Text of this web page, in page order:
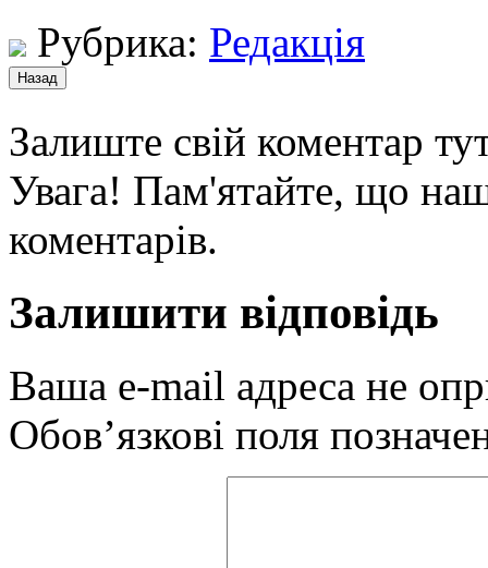
Рубрика: Редакція
Залиште свій коментар
Увага! Пам'ятайте, що
коментарів.
Залишити відповідь
Ваша e-mail адреса не
Обов’язкові поля